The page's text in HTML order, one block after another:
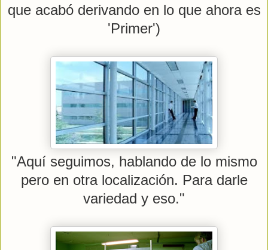
que acabó derivando en lo que ahora es
'Primer')
"Aquí seguimos, hablando de lo mismo
pero en otra localización. Para darle
variedad y eso."